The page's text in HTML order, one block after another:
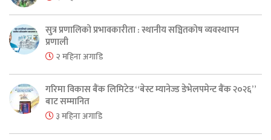
सुत्र प्रणालिको प्रभावकारीता : स्थानीय सञ्चितकोष व्यवस्थापन
प्रणाली
२ महिना अगाडि
गरिमा विकास बैंक लिमिटेड “बेस्ट म्यानेज्ड डेभेलपमेन्ट बैंक २०२६”
बाट सम्मानित
३ महिना अगाडि